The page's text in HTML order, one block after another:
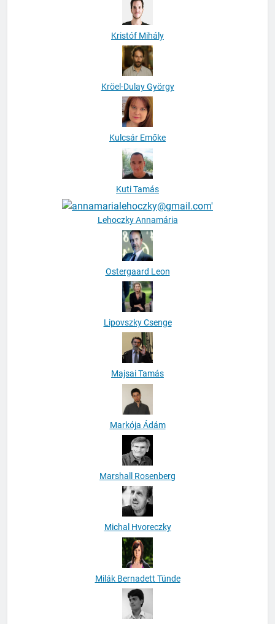
Kristóf Mihály
Kröel-Dulay György
Kulcsár Emőke
Kuti Tamás
Lehoczky Annamária
Ostergaard Leon
Lipovszky Csenge
Majsai Tamás
Markója Ádám
Marshall Rosenberg
Michal Hvoreczky
Milák Bernadett Tünde